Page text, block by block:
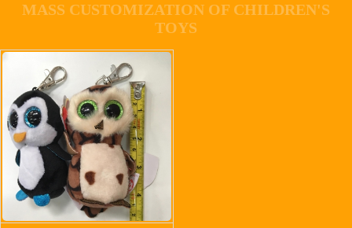
MASS CUSTOMIZATION OF CHILDREN'S
TOYS